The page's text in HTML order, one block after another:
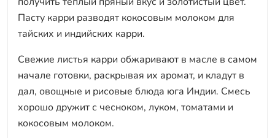
Пасту карри разводят кокосовым молоком для
тайских и индийских карри.
Свежие листья карри обжаривают в масле в самом
начале готовки, раскрывая их аромат, и кладут в
дал, овощные и рисовые блюда юга Индии. Смесь
хорошо дружит с чесноком, луком, томатами и
кокосовым молоком.